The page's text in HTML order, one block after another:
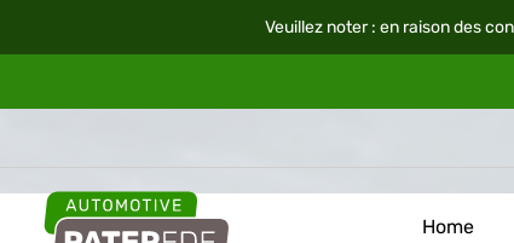
Veuillez noter : en raison des
Home